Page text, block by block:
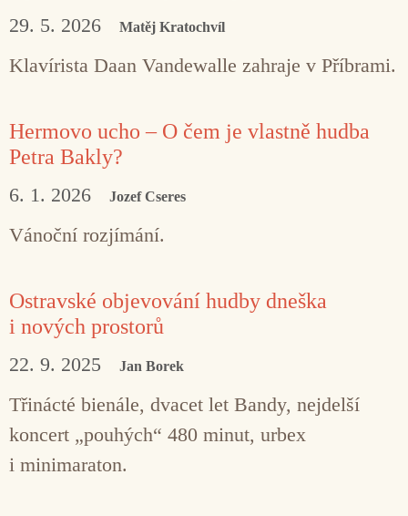
29. 5. 2026 Matěj Kratochvíl
Klavírista Daan Vandewalle zahraje v Příbrami.
Hermovo ucho – O čem je vlastně hudba
Petra Bakly?
6. 1. 2026 Jozef Cseres
Vánoční rozjímání.
Ostravské objevování hudby dneška
i nových prostorů
22. 9. 2025 Jan Borek
Třinácté bienále, dvacet let Bandy, nejdelší
koncert „pouhých“ 480 minut, urbex
i minimaraton.